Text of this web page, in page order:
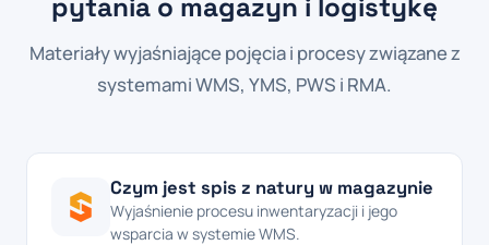
pytania o magazyn i logistykę
Materiały wyjaśniające pojęcia i procesy związane z
systemami WMS, YMS, PWS i RMA.
Czym jest spis z natury w magazynie
Wyjaśnienie procesu inwentaryzacji i jego
wsparcia w systemie WMS.